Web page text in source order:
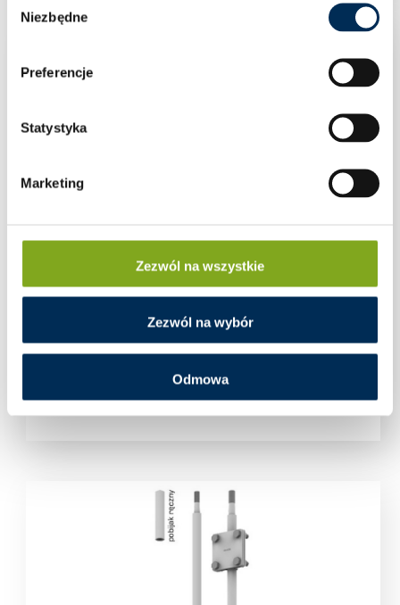
zgody
Niezbędne
Preferencje
Statystyka
Marketing
Zezwól na wszystkie
Zezwól na wybór
Odmowa
Przewody (17)